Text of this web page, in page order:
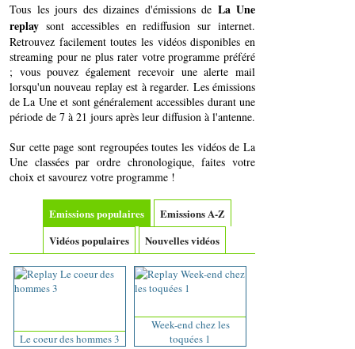
Tous les jours des dizaines d'émissions de La Une
replay sont accessibles en rediffusion sur internet.
Retrouvez facilement toutes les vidéos disponibles en
streaming pour ne plus rater votre programme préféré
; vous pouvez également recevoir une alerte mail
lorsqu'un nouveau replay est à regarder. Les émissions
de La Une et sont généralement accessibles durant une
période de 7 à 21 jours après leur diffusion à l'antenne.
Sur cette page sont regroupées toutes les vidéos de La
Une classées par ordre chronologique, faites votre
choix et savourez votre programme !
Emissions populaires
Emissions A-Z
Vidéos populaires
Nouvelles vidéos
Le coeur des hommes 3
Week-end chez les
toquées 1